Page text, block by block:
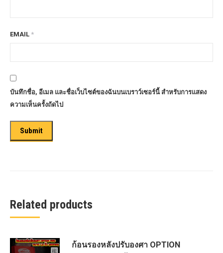
EMAIL *
บันทึกชื่อ, อีเมล และชื่อเว็บไซต์ของฉันบนเบราว์เซอร์นี้ สำหรับการแสดง
ความเห็นครั้งถัดไป
Related products
ก้อนรองหลังปรับองศา OPTION